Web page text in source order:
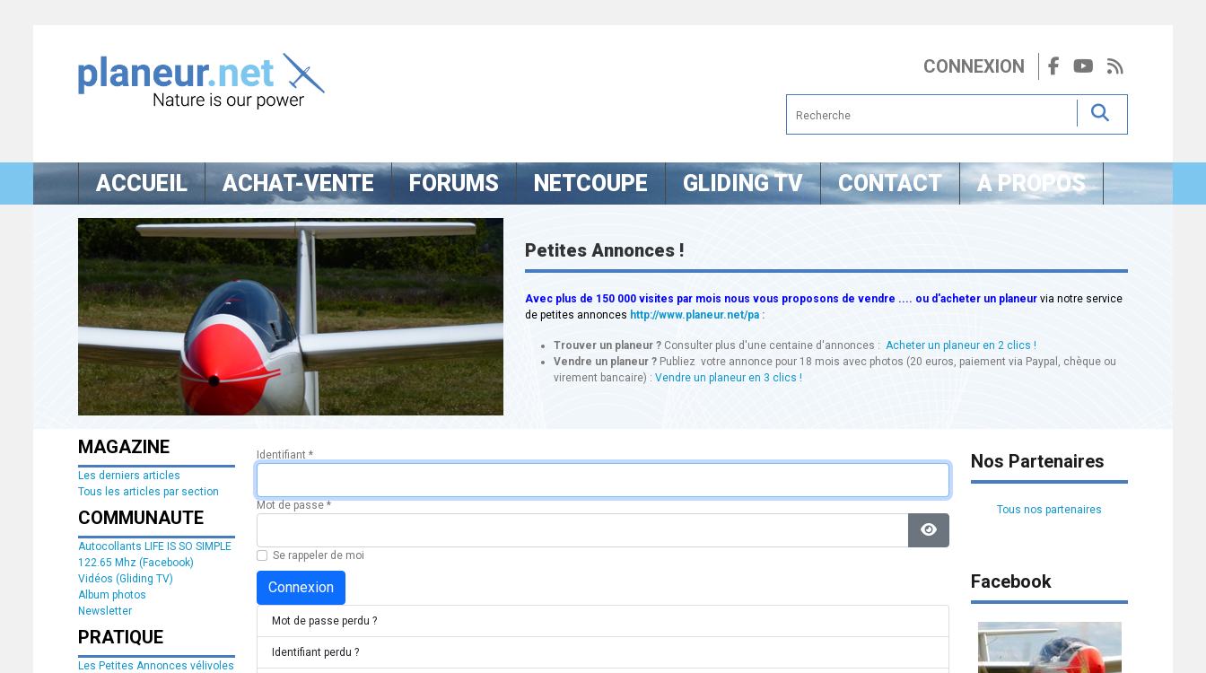
CONNEXION
ACCUEIL ACHAT-VENTE FORUMS NETCOUPE GLIDING TV CONTACT A PROPOS
Petites Annonces !
Avec plus de 150 000 visites par mois nous vous proposons de vendre .... ou d'acheter un planeur via notre service
de petites annonces http://www.planeur.net/pa:
Trouver un planeur ? Consulter plus d'une centaine d'annonces : Acheter un planeur en 2 clics !
Vendre un planeur ? Publiez votre annonce pour 18 mois avec photos (20 euros, paiement via Paypal, chèque ou
virement bancaire) : Vendre un planeur en 3 clics !
MAGAZINE
Les derniers articles
Tous les articles par section
COMMUNAUTE
Autocollants LIFE IS SO SIMPLE
122.65 Mhz (Facebook)
Vidéos (Gliding TV)
Album photos
Newsletter
PRATIQUE
Les Petites Annonces vélivoles
Identifiant *
Mot de passe *
Afficher le mot de passe
Se rappeler de moi
Connexion
Mot de passe perdu ?
Identifiant perdu ?
Nos Partenaires
Tous nos partenaires
Facebook